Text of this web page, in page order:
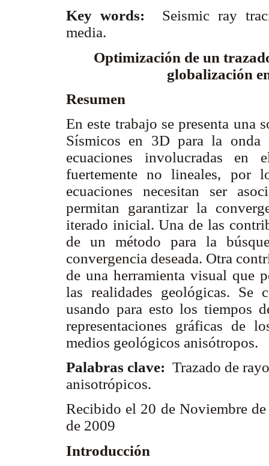
Key words:
Seismic ray
media.
Optimización de un
globalización
Resumen
En este trabajo se presenta una
Sísmicos en 3D para la onda
ecuaciones involucradas en
fuertemente no lineales, por
ecuaciones necesitan ser
permitan garantizar la
iterado inicial. Una de las
de un método para la
convergencia deseada. Otra
de una herramienta visual que
las realidades geológicas. Se
usando para esto los tiempos
representaciones gráficas de
medios geológicos anisótropos.
Palabras clave: Trazado de
anisotrópicos.
Recibido el 20 de Noviembre
de 2009
Introducción